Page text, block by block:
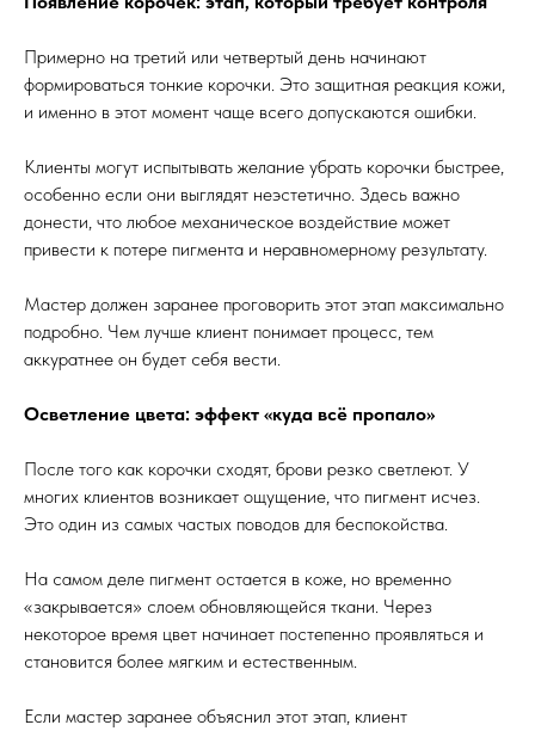
Примерно на третий или четвертый день начинают
формироваться тонкие корочки. Это защитная реакция кожи,
и именно в этот момент чаще всего допускаются ошибки.
Клиенты могут испытывать желание убрать корочки быстрее,
особенно если они выглядят неэстетично. Здесь важно
донести, что любое механическое воздействие может
привести к потере пигмента и неравномерному результату.
Мастер должен заранее проговорить этот этап максимально
подробно. Чем лучше клиент понимает процесс, тем
аккуратнее он будет себя вести.
Осветление цвета: эффект «куда всё пропало»
После того как корочки сходят, брови резко светлеют. У
многих клиентов возникает ощущение, что пигмент исчез.
Это один из самых частых поводов для беспокойства.
На самом деле пигмент остается в коже, но временно
«закрывается» слоем обновляющейся ткани. Через
некоторое время цвет начинает постепенно проявляться и
становится более мягким и естественным.
Если мастер заранее объяснил этот этап, клиент